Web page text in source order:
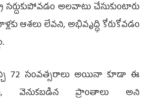
సర్దుకుపోవడం అలవాటు చేసుకుంటారు
ఆశలు లేవని, అభివృద్ధి కోరుకోవడం
72 సంవత్సరాలు అయినా కూడా ఈ
వెనుకబడిన ప్రాంతాలు అని